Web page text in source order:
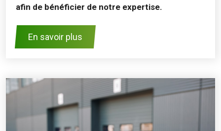
afin de bénéficier de notre expertise.
En savoir plus